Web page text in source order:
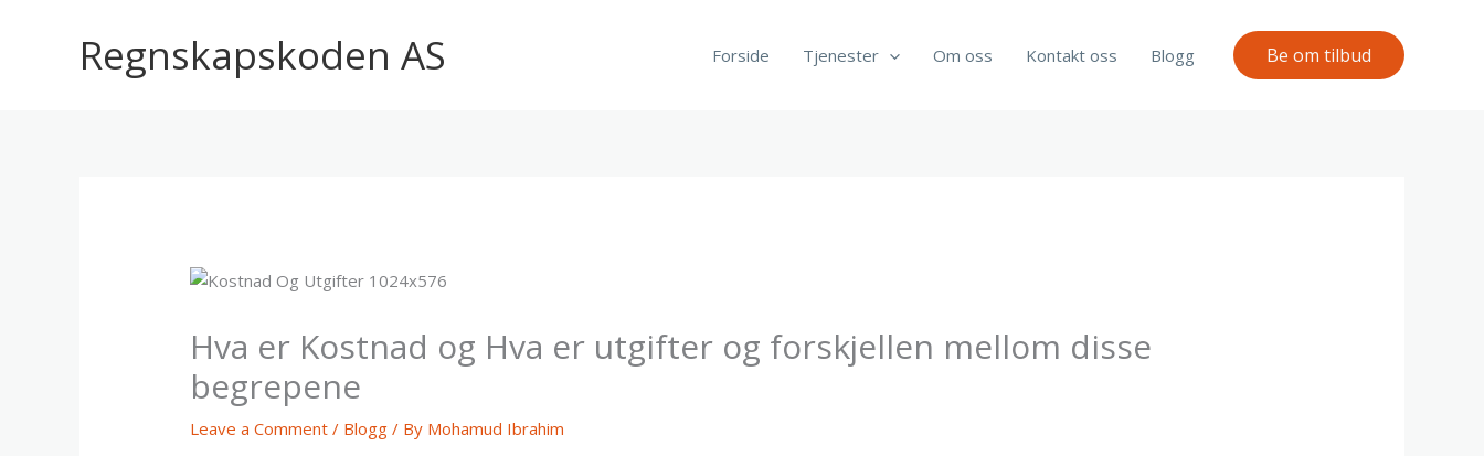
Regnskapskoden AS Forside Tjenester Om oss Kontakt oss Blogg Be om tilbud
Hva er Kostnad og Hva er utgifter og forskjellen mellom disse
begrepene
Leave a Comment / Blogg / By Mohamud Ibrahim